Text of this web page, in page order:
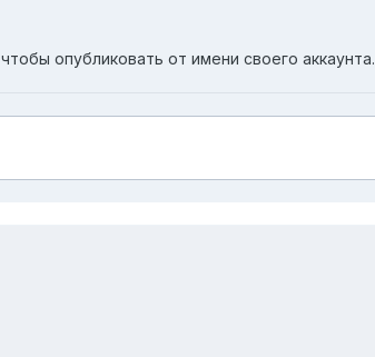
, чтобы опубликовать от имени своего аккаунта.